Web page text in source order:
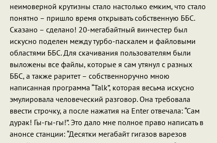
неимоверной крутизны стало настолько емким, что стало
понятно – пришло время открывать собственную ББС.
Сказано – сделано! 20-мегабайтный винчестер был
искусно поделен между турбо-паскалем и файловыми
областями ББС. Для скачивания пользователям были
выложены все файлы, которые я сам утянул с разных
ББС, а также раритет – собственноручно мною
написанная программа “Talk”, которая весьма искусно
эмулировала человеческий разговор. Она требовала
ввести строчку, а после нажатия на Enter отвечала: “Сам
дурак! Гы-гы-гы!”. Это дало мне полное право написать в
анонсе станции: “Десятки мегабайт гигазов варезов